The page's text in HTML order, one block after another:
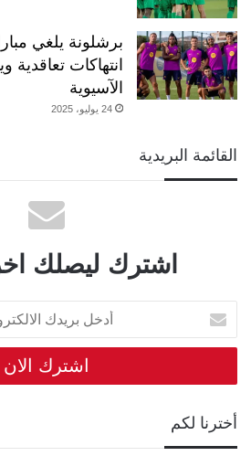
برشلونة يلغي
انتهاكات تعاقدية
الآسيوية
24 يوليو، 2025
القائمة البريدية
اشترك ليصلك اخر
أدخل
بريدك
الالكتروني
أخترنا لكم